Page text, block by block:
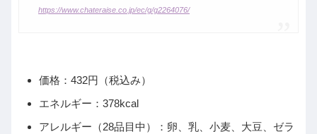
https://www.chateraise.co.jp/ec/g/g2264076/
価格：432円（税込み）
エネルギー：378kcal
アレルギー（28品目中）：卵、乳、小麦、大豆、ゼラ